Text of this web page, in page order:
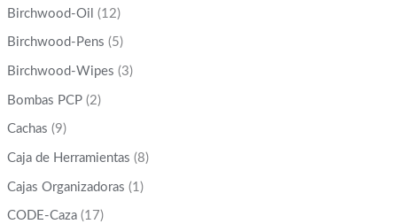
Birchwood-Oil (12)
Birchwood-Pens (5)
Birchwood-Wipes (3)
Bombas PCP (2)
Cachas (9)
Caja de Herramientas (8)
Cajas Organizadoras (1)
CODE-Caza (17)